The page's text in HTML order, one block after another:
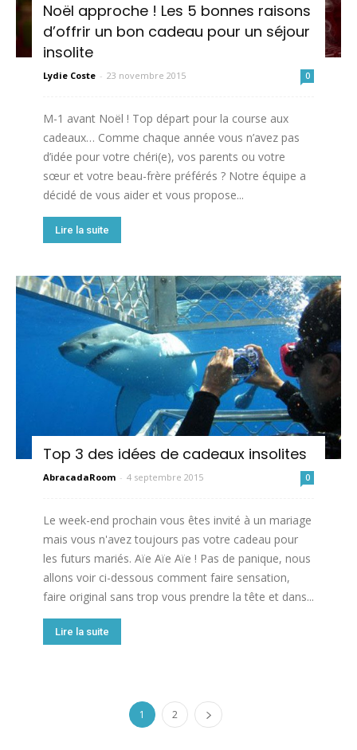
Noël approche ! Les 5 bonnes raisons
d’offrir un bon cadeau pour un séjour
insolite
Lydie Coste - 23 novembre 2015 0
M-1 avant Noël ! Top départ pour la course aux
cadeaux… Comme chaque année vous n’avez pas
d’idée pour votre chéri(e), vos parents ou votre
sœur et votre beau-frère préférés ? Notre équipe a
décidé de vous aider et vous propose...
Lire la suite
Top 3 des idées de cadeaux insolites
AbracadaRoom - 4 septembre 2015 0
Le week-end prochain vous êtes invité à un mariage
mais vous n'avez toujours pas votre cadeau pour
les futurs mariés. Aïe Aïe Aïe ! Pas de panique, nous
allons voir ci-dessous comment faire sensation,
faire original sans trop vous prendre la tête et dans...
Lire la suite
1 2